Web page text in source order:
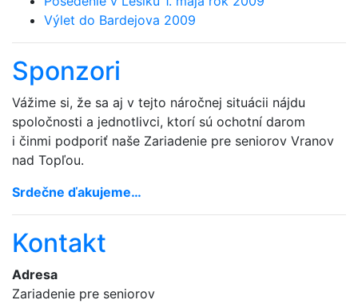
Výlet do Bardejova 2009
Sponzori
Vážime si, že sa aj v tejto náročnej situácii nájdu
spoločnosti a jednotlivci, ktorí sú ochotní darom
i činmi podporiť naše Zariadenie pre seniorov Vranov
nad Topľou.
Srdečne ďakujeme…
Kontakt
Adresa
Zariadenie pre seniorov